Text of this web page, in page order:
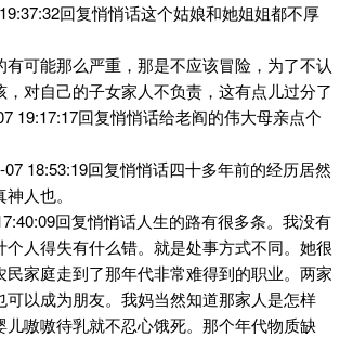
回复悄悄话这个姑娘和她姐姐都不厚
可能那么严重，那是不应该冒险，为了不认
对自己的子女家人不负责，这有点儿过分了
19:17:17回复悄悄话给老阎的伟大母亲点个
18:53:19回复悄悄话四十多年前的经历居然
人也。
回复悄悄话人生的路有很多条。我没有
个人得失有什么错。就是处事方式不同。她很
民家庭走到了那年代非常难得到的职业。两家
可以成为朋友。我妈当然知道那家人是怎样
儿嗷嗷待乳就不忍心饿死。那个年代物质缺